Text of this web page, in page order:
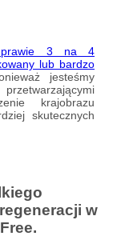
prawie 3 na 4
lub bardzo
jesteśmy
krajobrazu
skutecznych
w